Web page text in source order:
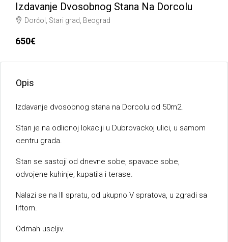
Izdavanje Dvosobnog Stana Na Dorcolu
Dorćol, Stari grad, Beograd
650€
Opis
Izdavanje dvosobnog stana na Dorcolu od 50m2.
Stan je na odlicnoj lokaciji u Dubrovackoj ulici, u samom
centru grada.
Stan se sastoji od dnevne sobe, spavace sobe,
odvojene kuhinje, kupatila i terase.
Nalazi se na III spratu, od ukupno V spratova, u zgradi sa
liftom.
Odmah useljiv.